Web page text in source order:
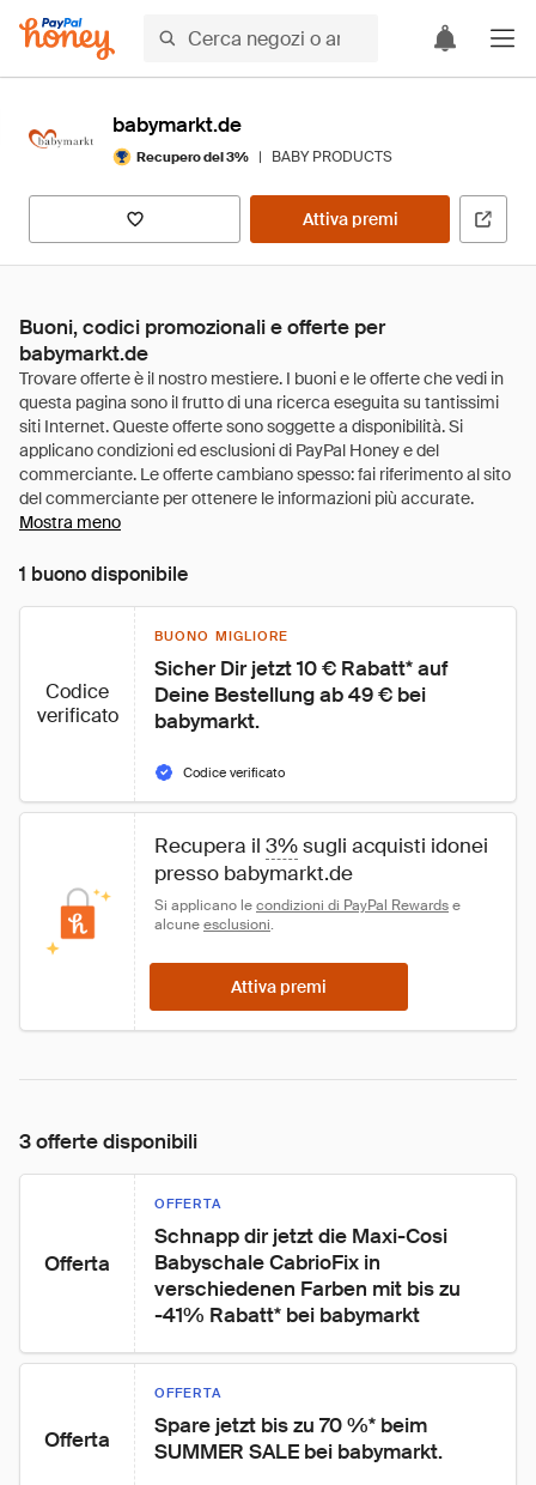
babymarkt.de
Recupero del 3% | BABY PRODUCTS
Attiva premi
Buoni, codici promozionali e offerte per
babymarkt.de
Mostra meno
1 buono disponibile
Codice
verificato
BUONO MIGLIORE
Sicher Dir jetzt 10 € Rabatt* auf
Deine Bestellung ab 49 € bei
babymarkt.
Codice verificato
Recupera il 3% sugli acquisti idonei
presso babymarkt.de
Si applicano le condizioni di PayPal Rewards e
alcune esclusioni.
Attiva premi
3 offerte disponibili
Offerta
OFFERTA
Schnapp dir jetzt die Maxi-Cosi
Babyschale CabrioFix in
verschiedenen Farben mit bis zu
-41% Rabatt* bei babymarkt
Offerta
OFFERTA
Spare jetzt bis zu 70 %* beim
SUMMER SALE bei babymarkt.